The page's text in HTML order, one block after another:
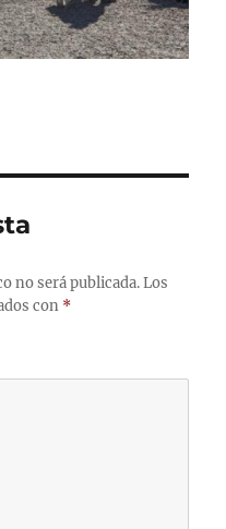
no será publicada. Los
con *